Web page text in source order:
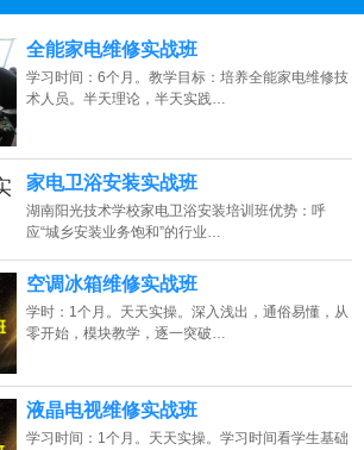
话：13807313137
全能家电维修实战班
学习时间：6个月。教学目标：培养全能家电维修技
术人员。半天理论，半天实践…
家电卫浴安装实战班
湖南阳光技术学校家电卫浴安装培训班优势：呼
应“城乡安装业务饱和”的行业…
空调冰箱维修实战班
学时：1个月。天天实操。深入浅出，通俗易懂，从
零开始，模块教学，逐一突破…
液晶电视维修实战班
学习时间：1个月。天天实操。学习时间看学生基础